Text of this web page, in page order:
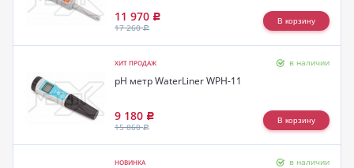
11 970 Р
17 260Р
ХИТ ПРОДАЖ в наличии
pH метр WaterLiner WPH-11
9 180 Р
15 860Р
НОВИНКА в наличии